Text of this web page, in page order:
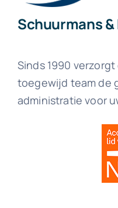
Schuurmans
Sinds 1990
toegewijd team de
administratie voor